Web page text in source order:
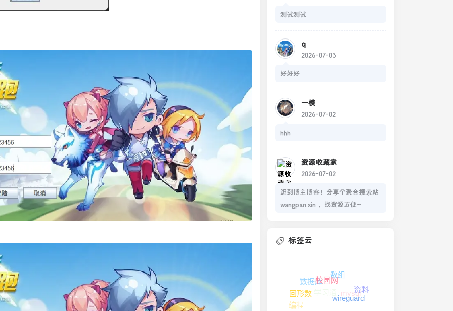
测试测试
q
2026-07-03
好好好
一模
2026-07-02
hhh
资源收藏家
2026-07-02
逛到博主博客！分享个聚合搜索站
wangpan.xin ，找资源方便~
标签云
作业
学习通 mysql
汽车
编程
数据库
数组
资料
校园网